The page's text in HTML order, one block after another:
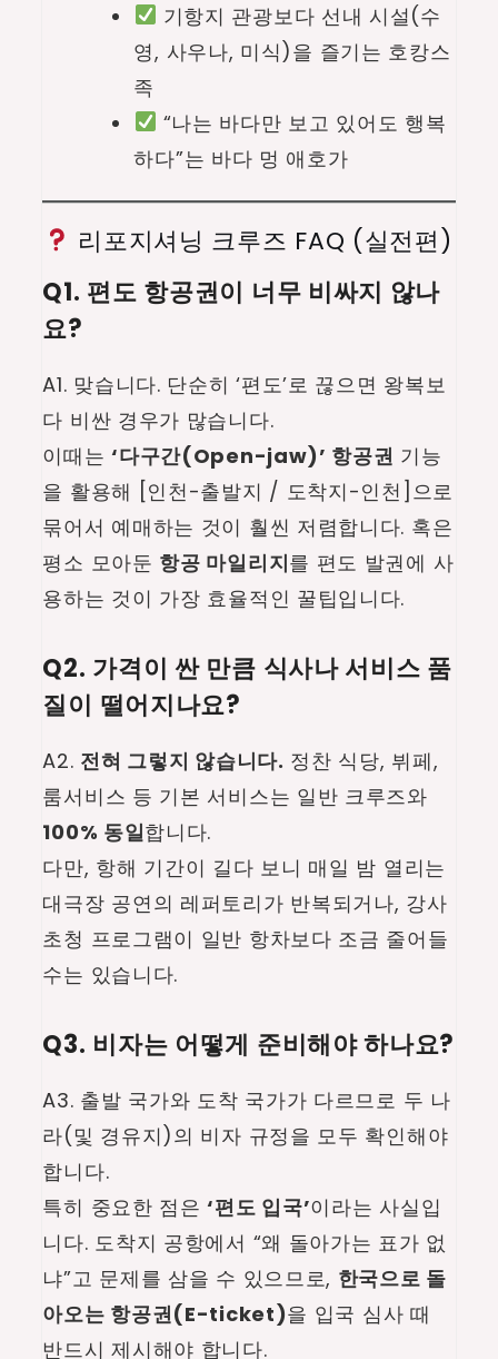
기항지 관광보다 선내 시설(수
영, 사우나, 미식)을 즐기는 호캉스
족
“나는 바다만 보고 있어도 행복
하다”는 바다 멍 애호가
리포지셔닝 크루즈 FAQ (실전편)
Q1. 편도 항공권이 너무 비싸지 않나
요?
A1. 맞습니다. 단순히 ‘편도’로 끊으면 왕복보
다 비싼 경우가 많습니다.
이때는‘다구간(Open-jaw)’ 항공권 기능
을 활용해 [인천-출발지 / 도착지-인천]으로
묶어서 예매하는 것이 훨씬 저렴합니다. 혹은
평소 모아둔 항공 마일리지를 편도 발권에 사
용하는 것이 가장 효율적인 꿀팁입니다.
Q2. 가격이 싼 만큼 식사나 서비스 품
질이 떨어지나요?
A2. 전혀 그렇지 않습니다. 정찬 식당, 뷔페,
룸서비스 등 기본 서비스는 일반 크루즈와
100% 동일합니다.
다만, 항해 기간이 길다 보니 매일 밤 열리는
대극장 공연의 레퍼토리가 반복되거나, 강사
초청 프로그램이 일반 항차보다 조금 줄어들
수는 있습니다.
Q3. 비자는 어떻게 준비해야 하나요?
A3. 출발 국가와 도착 국가가 다르므로 두 나
라(및 경유지)의 비자 규정을 모두 확인해야
합니다.
특히 중요한 점은‘편도 입국’이라는 사실입
니다. 도착지 공항에서 “왜 돌아가는 표가 없
냐”고 문제를 삼을 수 있으므로, 한국으로 돌
아오는 항공권(E-ticket)을 입국 심사 때
반드시 제시해야 합니다.